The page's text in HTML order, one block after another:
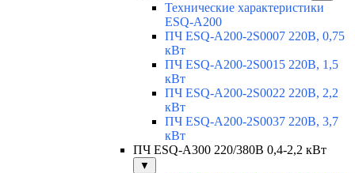
Технические характеристики
ESQ-A200
ПЧ ESQ-A200-2S0007 220В, 0,75
кВт
ПЧ ESQ-A200-2S0015 220В, 1,5
кВт
ПЧ ESQ-A200-2S0022 220В, 2,2
кВт
ПЧ ESQ-A200-2S0037 220В, 3,7
кВт
ПЧ ESQ-A300 220/380В 0,4-2,2 кВт
▼